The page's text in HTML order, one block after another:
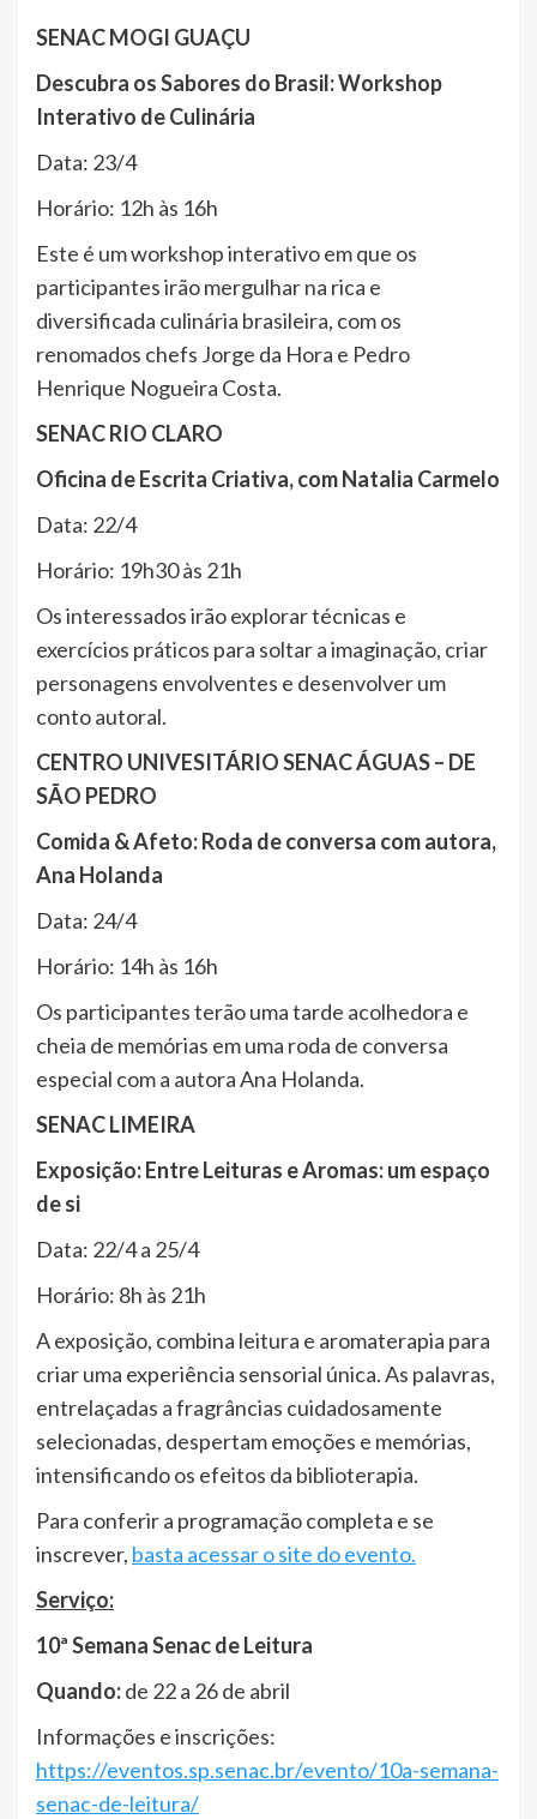
SENAC MOGI GUAÇU
Descubra os Sabores do Brasil: Workshop
Interativo de Culinária
Data: 23/4
Horário: 12h às 16h
Este é um workshop interativo em que os
participantes irão mergulhar na rica e
diversificada culinária brasileira, com os
renomados chefs Jorge da Hora e Pedro
Henrique Nogueira Costa.
SENAC RIO CLARO
Oficina de Escrita Criativa, com Natalia Carmelo
Data: 22/4
Horário: 19h30 às 21h
Os interessados irão explorar técnicas e
exercícios práticos para soltar a imaginação, criar
personagens envolventes e desenvolver um
conto autoral.
CENTRO UNIVESITÁRIO SENAC ÁGUAS – DE
SÃO PEDRO
Comida & Afeto: Roda de conversa com autora,
Ana Holanda
Data: 24/4
Horário: 14h às 16h
Os participantes terão uma tarde acolhedora e
cheia de memórias em uma roda de conversa
especial com a autora Ana Holanda.
SENAC LIMEIRA
Exposição: Entre Leituras e Aromas: um espaço
de si
Data: 22/4 a 25/4
Horário: 8h às 21h
A exposição, combina leitura e aromaterapia para
criar uma experiência sensorial única. As palavras,
entrelaçadas a fragrâncias cuidadosamente
selecionadas, despertam emoções e memórias,
intensificando os efeitos da biblioterapia.
Para conferir a programação completa e se
inscrever, basta acessar o site do evento.
Serviço:
10ª Semana Senac de Leitura
Quando:de 22 a 26 de abril
Informações e inscrições:
https://eventos.sp.senac.br/evento/10a-semana-
senac-de-leitura/